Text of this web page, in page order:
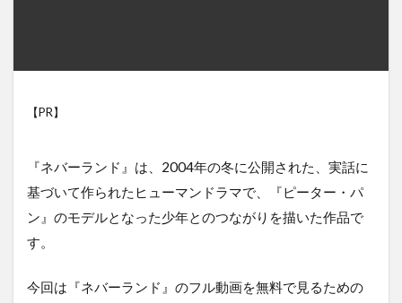
【PR】
『ネバーランド』は、2004年の冬に公開された、実話に
基づいて作られたヒューマンドラマで、『ピーター・パ
ン』のモデルとなった少年とのつながりを描いた作品で
す。
今回は『ネバーランド』のフル動画を無料で見るための